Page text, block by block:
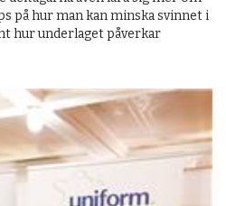
på hur man kan minska svinnet i
hur underlaget påverkar